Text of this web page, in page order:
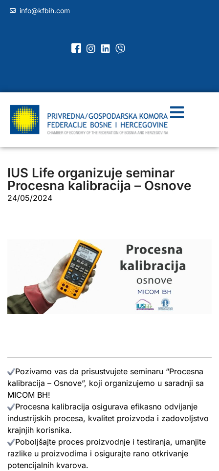
info@kfbih.com
IUS Life organizuje seminar
Procesna kalibracija – Osnove
24/05/2024
Pozivamo vas da prisustvujete seminaru “Procesna
kalibracija – Osnove”, koji organizujemo u saradnji sa
MICOM BH!
Procesna kalibracija osigurava efikasno odvijanje
industrijskih procesa, kvalitet proizvoda i zadovoljstvo
krajnjih korisnika.
Poboljšajte proces proizvodnje i testiranja, umanjite
razlike u proizvodima i osigurajte rano otkrivanje
potencijalnih kvarova.